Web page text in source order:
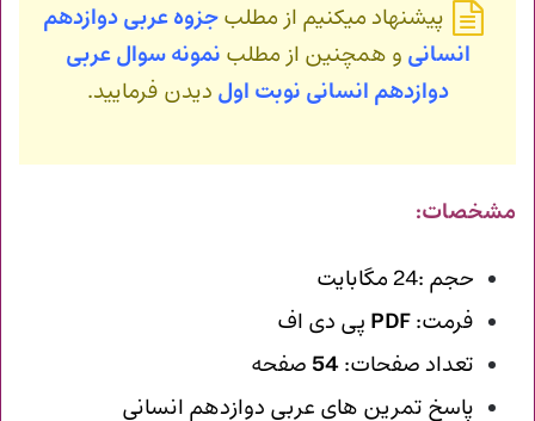
پیشنهاد میکنیم از مطلبجزوه عربی دوازدهم
انسانی و همچنین از مطلب نمونه سوال عربی
دوازدهم انسانی نوبت اول دیدن فرمایید.
مشخصات:
حجم :24 مگابایت
فرمت:PDF پی دی اف
تعداد صفحات:54 صفحه
پاسخ تمرین های عربی دوازدهم انسانی